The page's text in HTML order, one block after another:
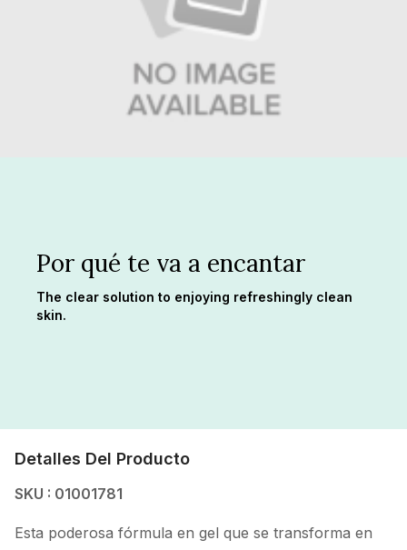
Por qué te va a encantar
The clear solution to enjoying refreshingly clean
skin.
Detalles Del Producto
SKU : 01001781
Esta poderosa fórmula en gel que se transforma en